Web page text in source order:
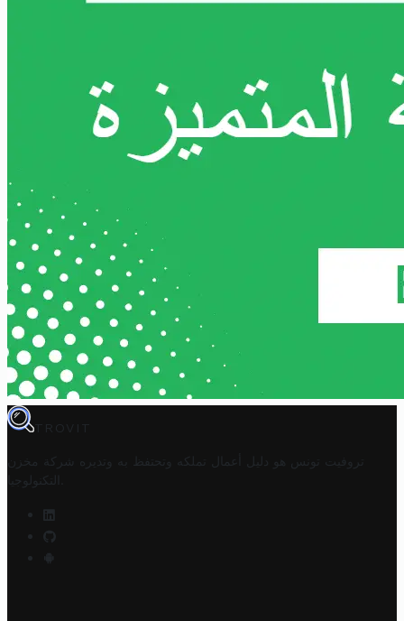
TROVIT
تروفيت تونس هو دليل أعمال تملكه وتحتفظ به وتديره
شركة مخزن
التكنولوجيا